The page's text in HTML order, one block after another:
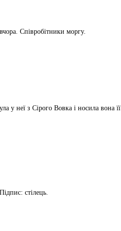
Співробітники моргу.
у неї з Сірого Вовка і носила вона її
стілець.